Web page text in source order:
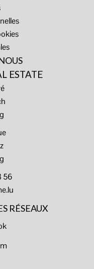
ESTATE
56
RÉSEAUX